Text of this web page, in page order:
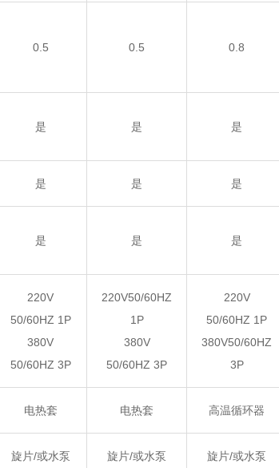
0.5 0.5 0.8
是 是 是
是 是 是
是 是 是
220V
50/60HZ 1P
380V
50/60HZ 3P
220V50/60HZ
1P
380V
50/60HZ 3P
220V
50/60HZ 1P
380V50/60HZ
3P
电热套 电热套 高温循环器
旋片/或水泵 旋片/或水泵 旋片/或水泵